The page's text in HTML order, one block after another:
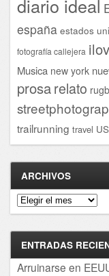
diario ideal
españa estados
fotografía callejera
Musica new york
prosarelato
trailrunning travel
ARCHIVOS
Archivos
ENTRADAS
Arruinarse en